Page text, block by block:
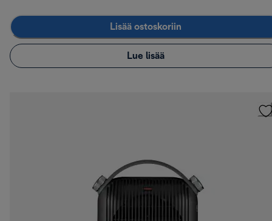
Lisää ostoskoriin
Lue lisää